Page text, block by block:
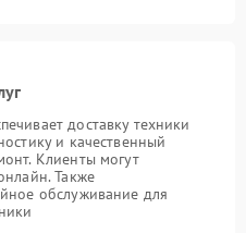
доставку техники
и качественный
Клиенты могут
Также
обслуживание для